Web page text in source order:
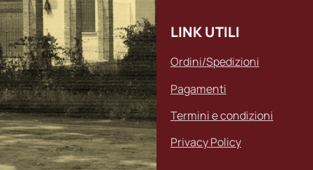
LINK UTILI
Ordini/Spedizioni
Pagamenti
Termini e condizioni
Privacy Policy